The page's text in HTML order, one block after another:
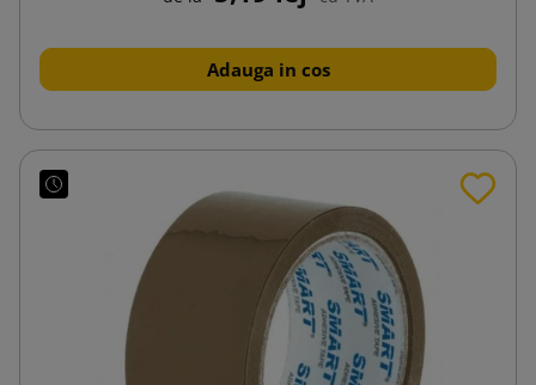
Adauga in cos